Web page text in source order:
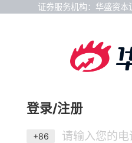
证券服务机构：华盛资本
登录/注册
+86